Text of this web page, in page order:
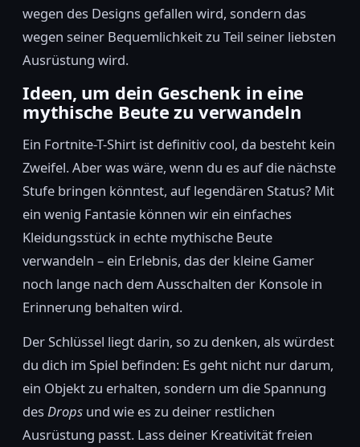
wegen des Designs gefallen wird, sondern das
wegen seiner Bequemlichkeit zu Teil seiner liebsten
Ausrüstung wird.
Ideen, um dein Geschenk in eine
mythische Beute zu verwandeln
Ein Fortnite-T-Shirt ist definitiv cool, da besteht kein
Zweifel. Aber was wäre, wenn du es auf die nächste
Stufe bringen könntest, auf legendären Status? Mit
ein wenig Fantasie können wir ein einfaches
Kleidungsstück in echte mythische Beute
verwandeln – ein Erlebnis, das der kleine Gamer
noch lange nach dem Ausschalten der Konsole in
Erinnerung behalten wird.
Der Schlüssel liegt darin, so zu denken, als würdest
du dich im Spiel befinden: Es geht nicht nur darum,
ein Objekt zu erhalten, sondern um die Spannung
des Drops und wie es zu deiner restlichen
Ausrüstung passt. Lass deiner Kreativität freien